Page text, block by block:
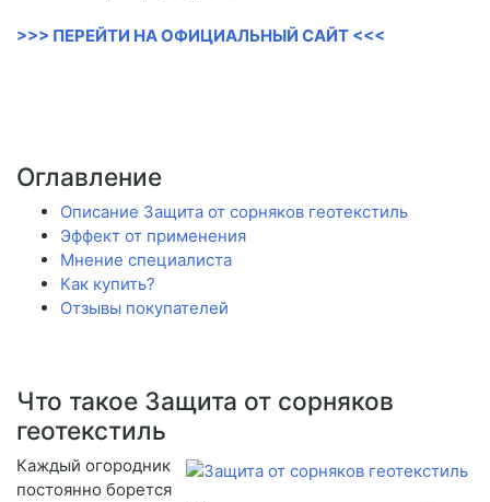
>>> ПЕРЕЙТИ НА ОФИЦИАЛЬНЫЙ САЙТ <<<
Оглавление
Описание Защита от сорняков геотекстиль
Эффект от применения
Мнение специалиста
Как купить?
Отзывы покупателей
Что такое Защита от сорняков
геотекстиль
Каждый огородник
постоянно борется